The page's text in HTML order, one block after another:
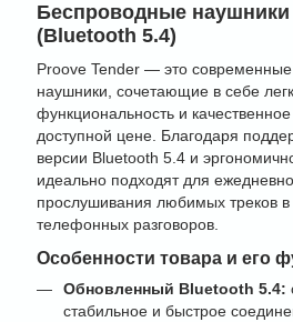
Беспроводные наушники
(Bluetooth 5.4)
Proove Tender — это
наушники, сочетающие в себе
функциональность и
доступной цене. Благодаря
версии Bluetooth 5.4 и
идеально подходят для
прослушивания любимых треков
телефонных разговоров.
Особенности товара и его
Обновленный Bluetooth 5.4:
стабильное и быстрое